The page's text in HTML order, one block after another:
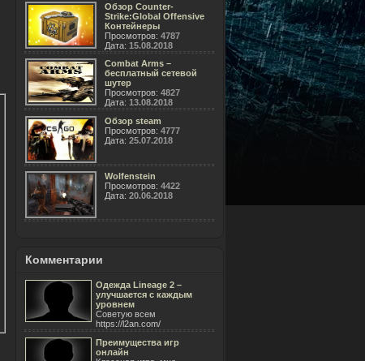
Обзор Counter-
Strike:Global Offensive
Контейнеры
Просмотров: 4787
Дата: 15.08.2018
Combat Arms –
бесплатный сетевой
шутер
Просмотров: 4827
Дата: 13.08.2018
Обзор steam
Просмотров: 4777
Дата: 25.07.2018
Wolfenstein
Просмотров: 4422
Дата: 20.06.2018
Комментарии
Одежда Lineage 2 –
улучшается с каждым
уровнем
Советую всем
https://l2an.com/
Преимущества игр
онлайн